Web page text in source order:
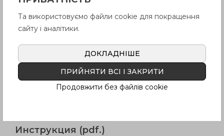
Продукция
Вопрос о продукции
Инструкция (pdf.)
Та використовуємо файли cookie для покращення
сайту і аналітики.
ДОКЛАДНІШЕ
ПРИЙНЯТИ ВСІ І ЗАКРИТИ
Продовжити без файлів cookie